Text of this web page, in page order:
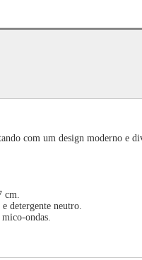
com um design moderno e
cm.
detergente neutro.
ondas.